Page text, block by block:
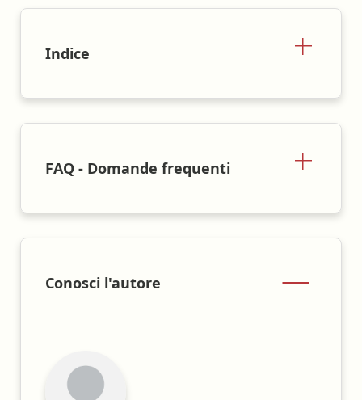
Indice
FAQ - Domande frequenti
Conosci l'autore